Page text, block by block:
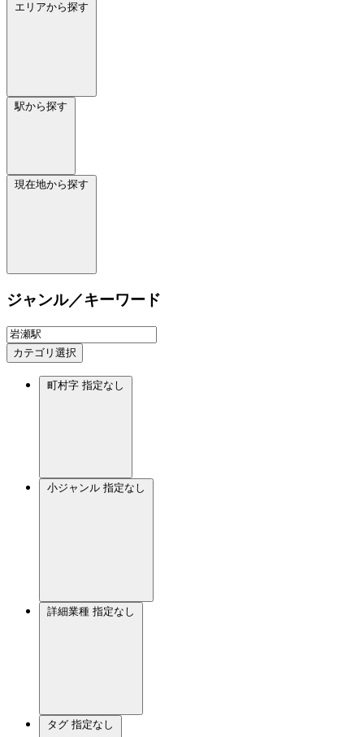
エリアから探す
駅から探す
現在地から探す
ジャンル／キーワード
カテゴリ選択
町村字 指定なし
小ジャンル 指定なし
詳細業種 指定なし
タグ 指定なし